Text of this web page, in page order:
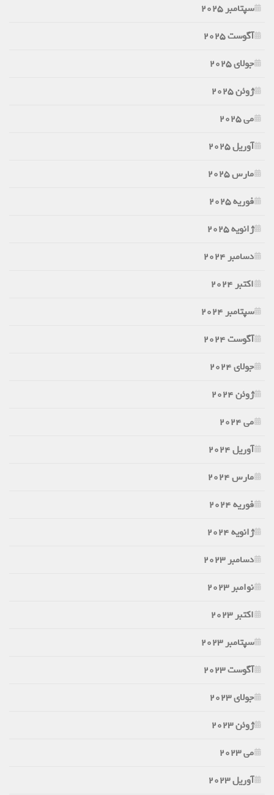
سپتامبر 2025
آگوست 2025
جولای 2025
ژوئن 2025
می 2025
آوریل 2025
مارس 2025
فوریه 2025
ژانویه 2025
دسامبر 2024
اکتبر 2024
سپتامبر 2024
آگوست 2024
جولای 2024
ژوئن 2024
می 2024
آوریل 2024
مارس 2024
فوریه 2024
ژانویه 2024
دسامبر 2023
نوامبر 2023
اکتبر 2023
سپتامبر 2023
آگوست 2023
جولای 2023
ژوئن 2023
می 2023
آوریل 2023